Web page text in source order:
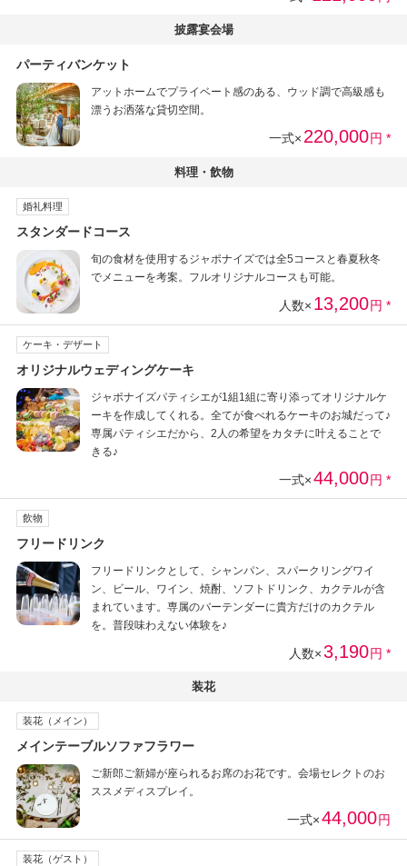
披露宴会場
パーティバンケット
アットホームでプライベート感のある、ウッド調で高級感も
漂うお洒落な貸切空間。
一式× 220,000円 *
料理・飲物
婚礼料理
スタンダードコース
旬の食材を使用するジャポナイズでは全5コースと春夏秋冬
でメニューを考案。フルオリジナルコースも可能。
人数× 13,200円 *
ケーキ・デザート
オリジナルウェディングケーキ
ジャポナイズパティシエが1組1組に寄り添ってオリジナルケ
ーキを作成してくれる。全てが食べれるケーキのお城だって♪
専属パティシエだから、2人の希望をカタチに叶えることで
きる♪
一式×44,000円 *
飲物
フリードリンク
フリードリンクとして、シャンパン、スパークリングワイ
ン、ビール、ワイン、焼酎、ソフトドリンク、カクテルが含
まれています。専属のバーテンダーに貴方だけのカクテル
を。普段味わえない体験を♪
人数×3,190円 *
装花
装花（メイン）
メインテーブルソファフラワー
ご新郎ご新婦が座られるお席のお花です。会場セレクトのお
ススメディスプレイ。
一式×44,000円
装花（ゲスト）